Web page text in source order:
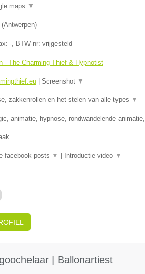
maps ▼
Antwerpen)
-, BTW-nr: vrijgesteld
- The Charming Thief & Hypnotist
| Screenshot ▼
zakkenrollen en het stelen van alle types ▼
animatie, hypnose, rondwandelende animatie,
facebook posts ▼ Introductie video ▼
| Ballonartiest